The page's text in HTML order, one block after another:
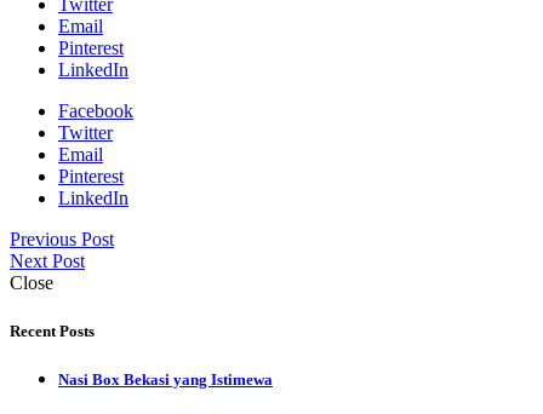
Twitter
Email
Pinterest
LinkedIn
Facebook
Twitter
Email
Pinterest
LinkedIn
Previous Post
Next Post
Close
Recent Posts
Nasi Box Bekasi yang Istimewa